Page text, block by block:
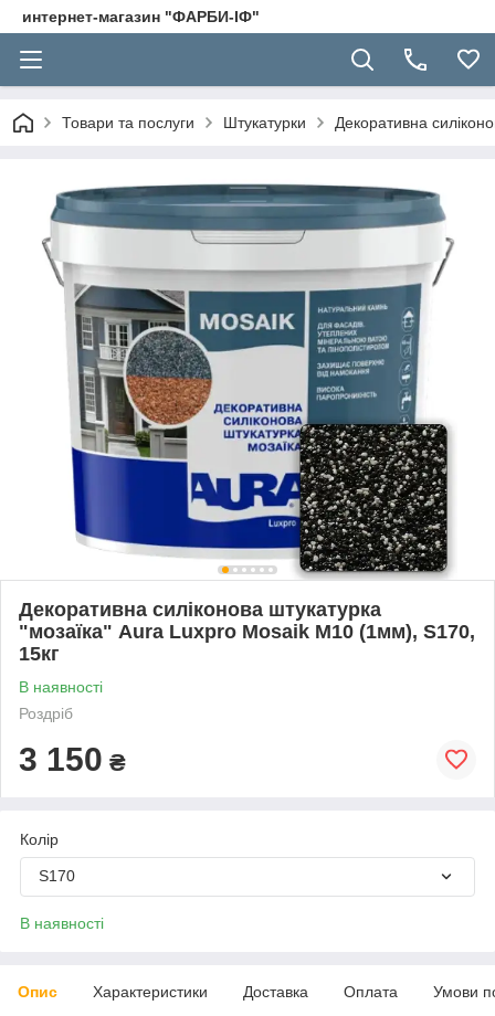
интернет-магазин "ФАРБИ-ІФ"
Товари та послуги Штукатурки Декоративна
Декоративна силіконова штукатурка
"мозаїка" Aura Luxpro Mosaik M10 (1мм), S170,
15кг
В наявності
Роздріб
3 150 ₴
Колір
S170
В наявності
Опис Характеристики Доставка Оплата Умови